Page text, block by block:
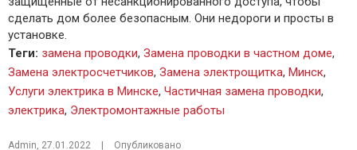
сделать дом более безопасным. Они недороги и просты в
установке.
Теги: замена проводки, Замена проводки в частном доме,
Замена электросчетчиков, Замена электрощитка, Минск,
Услуги электрика в Минске, Частичная замена проводки,
электрика, Электромонтажные работы
Admin, 27.01.2022
Опубликовано